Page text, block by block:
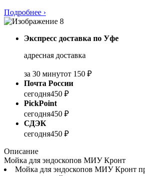
Подробнее ›
Экспресс доставка по Уфе
адресная доставка
за 30 минутот 150 ₽
Почта России
сегодня450 ₽
PickPoint
сегодня450 ₽
СДЭК
сегодня450 ₽
Описание
Мойка для эндоскопов МИУ Кронт
Мойка для эндоскопов МИУ Кронт